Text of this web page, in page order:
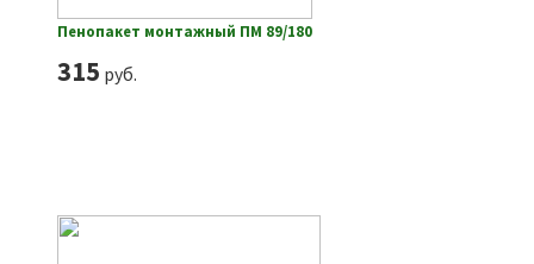
Пенопакет монтажный ПМ 89/180
315 руб.